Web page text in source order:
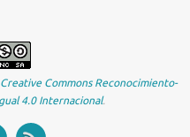
Commons Reconocimiento-
4.0 Internacional.